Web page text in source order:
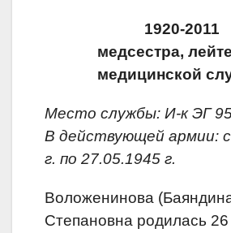
1920-2011
медсестра,
медицинской
Место службы: И-к ЭГ
В действующей армии:
г. по 27.05.1945 г.
Воложенинова
Степановна родилась 26